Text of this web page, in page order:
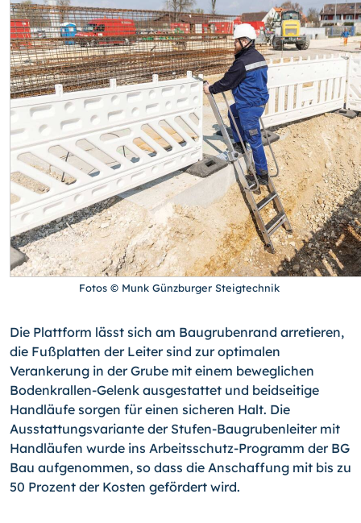
Fotos © Munk Günzburger Steigtechnik
Die Plattform lässt sich am Baugrubenrand arretieren,
die Fußplatten der Leiter sind zur optimalen
Verankerung in der Grube mit einem beweglichen
Bodenkrallen-Gelenk ausgestattet und beidseitige
Handläufe sorgen für einen sicheren Halt. Die
Ausstattungsvariante der Stufen-Baugrubenleiter mit
Handläufen wurde ins Arbeitsschutz-Programm der BG
Bau aufgenommen, so dass die Anschaffung mit bis zu
50 Prozent der Kosten gefördert wird.